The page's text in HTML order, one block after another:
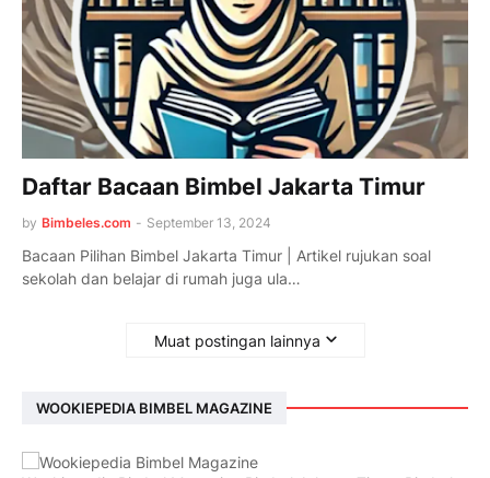
Daftar Bacaan Bimbel Jakarta Timur
by Bimbeles.com - September 13, 2024
Bacaan Pilihan Bimbel Jakarta Timur | Artikel rujukan soal
sekolah dan belajar di rumah juga ula…
Muat postingan lainnya
WOOKIEPEDIA BIMBEL MAGAZINE